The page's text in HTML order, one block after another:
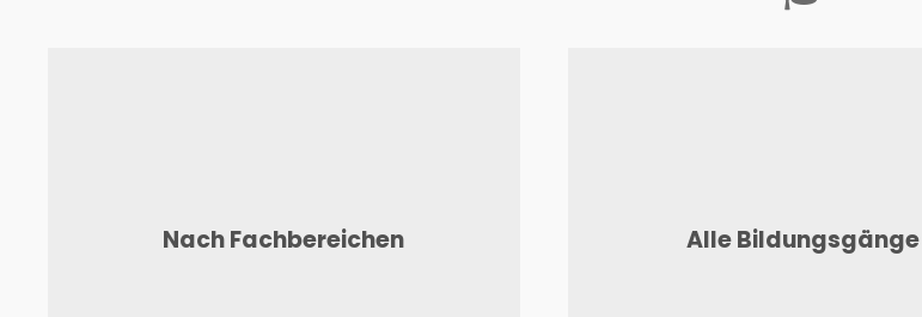
Nach Fachbereichen Alle Bildungsgänge